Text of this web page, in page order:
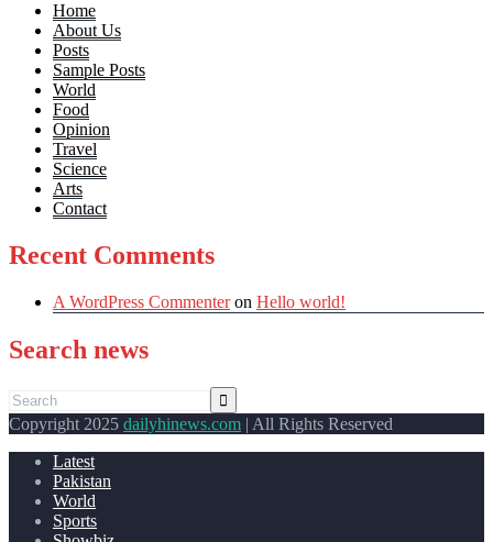
Home
About Us
Posts
Sample Posts
World
Food
Opinion
Travel
Science
Arts
Contact
Recent Comments
A WordPress Commenteron Hello world!
Search news
Copyright 2025 dailyhinews.com | All Rights Reserved
Latest
Pakistan
World
Sports